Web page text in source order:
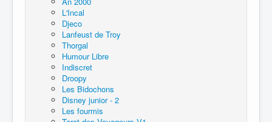
L'Incal
Djeco
Lanfeust de Troy
Thorgal
Humour Libre
Indiscret
Droopy
Les Bidochons
Disney junior - 2
Les fourmis